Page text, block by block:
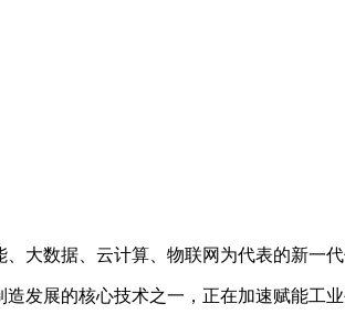
、大数据、云计算、物联网为代表的新一
发展的核心技术之一，正在加速赋能工